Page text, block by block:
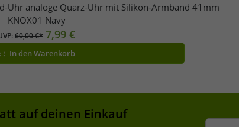
Uhr analoge Quarz-Uhr mit Silikon-Armband 41mm
KNOX01 Navy
60,00 €* 7,99 €
In den Warenkorb
auf deinen Einkauf